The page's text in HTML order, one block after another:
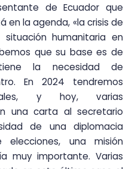
de Ecuador que
en la agenda, «la crisis de
humanitaria en
que su base es de
la necesidad de
En 2024 tendremos
y hoy, varias
una carta al secretario
de una diplomacia
una misión
muy importante. Varias